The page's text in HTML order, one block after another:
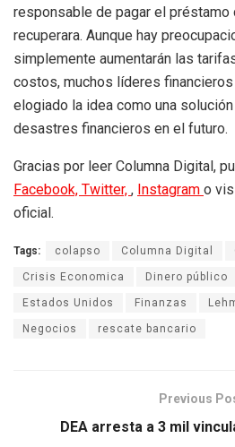
responsable de pagar el préstamo
recuperara. Aunque hay
simplemente aumentarán las
costos, muchos líderes
elogiado la idea como una
desastres financieros en el futuro.
Gracias por leer Columna Digital,
Facebook, Twitter, , Instagram o
oficial.
Tags: colapso Columna Digital
Crisis Economica Dinero público
Estados Unidos Finanzas
Negocios rescate bancario
Previous
DEA arresta a 3 mil